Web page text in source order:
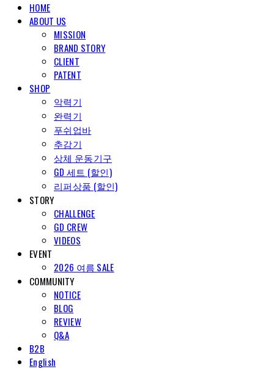
HOME
ABOUT US
MISSION
BRAND STORY
CLIENT
PATENT
SHOP
악력기
완력기
푸쉬업바
추감기
상체 운동기구
GD 세트 (할인)
리퍼상품 (할인)
STORY
CHALLENGE
GD CREW
VIDEOS
EVENT
2026 여름 SALE
COMMUNITY
NOTICE
BLOG
REVIEW
Q&A
B2B
English